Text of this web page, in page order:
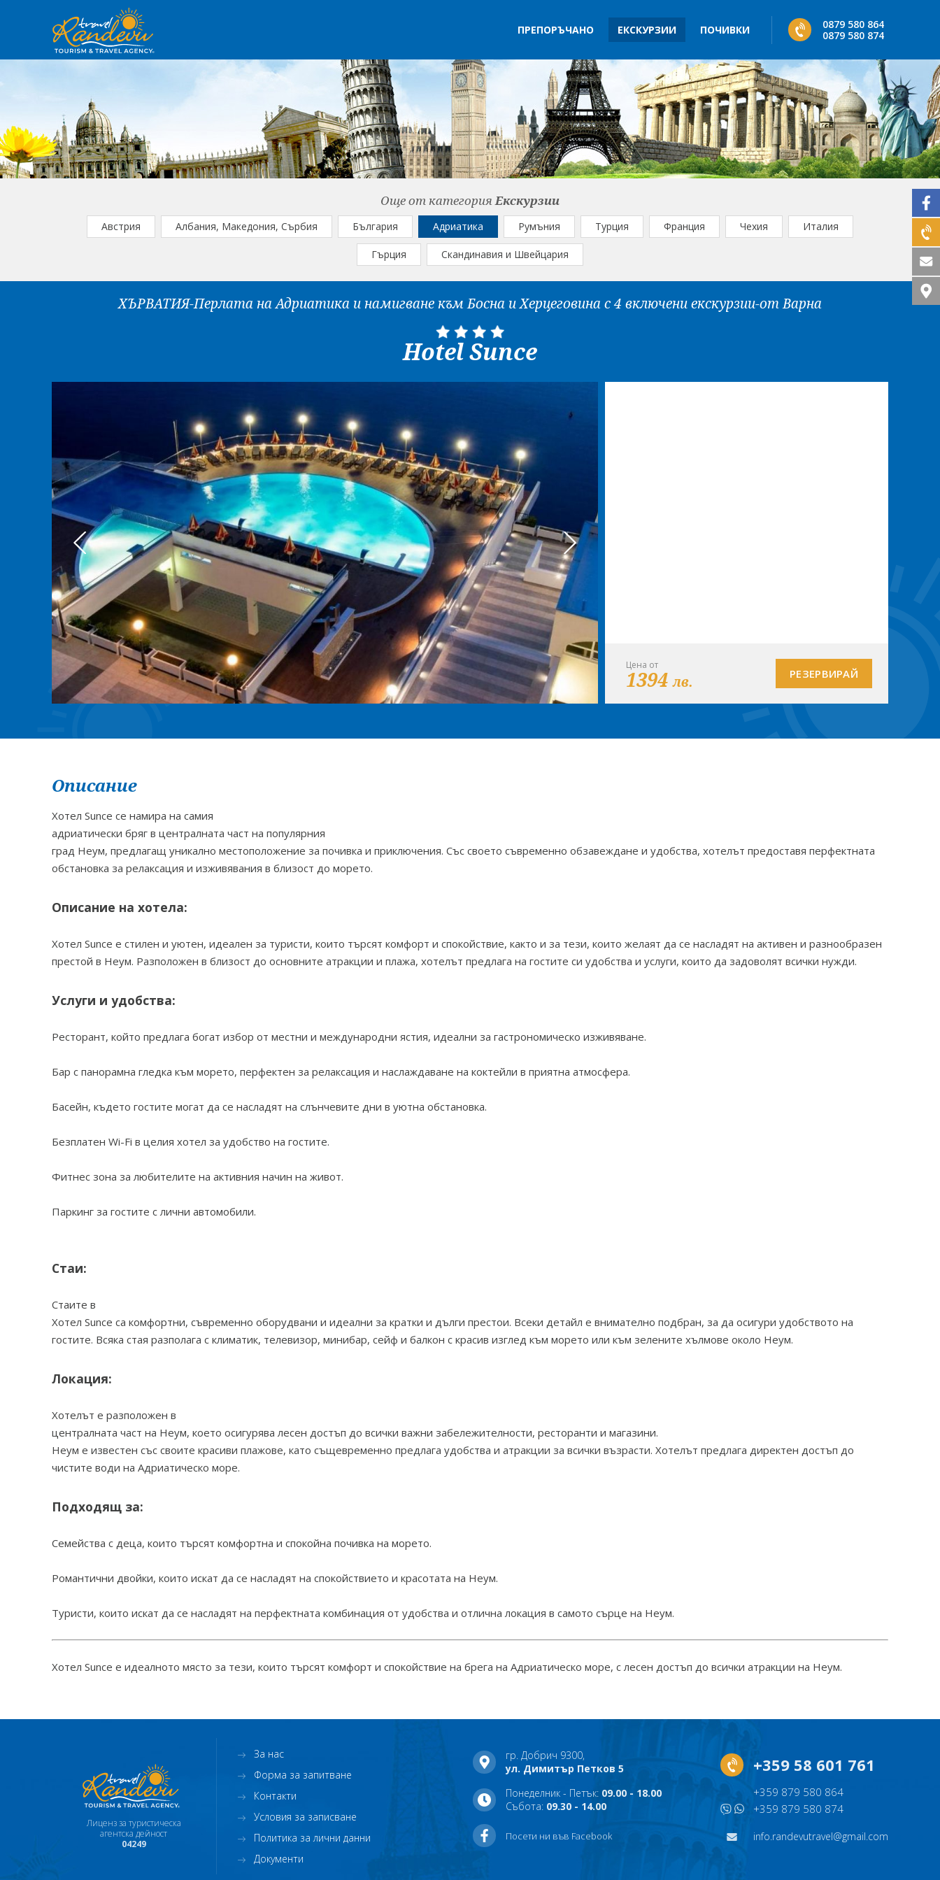
ПРЕПОРЪЧАНО ЕКСКУРЗИИ ПОЧИВКИ
0879 580 864
0879 580 874
Още от категорияЕкскурзии
Австрия Албания, Македония, Сърбия България Адриатика Румъния Турция Франция Чехия Италия
Гърция Скандинавия и Швейцария
ХЪРВАТИЯ-Перлата на Адриатика и намигване към Босна и Херцеговина с 4 включени екскурзии-от Варна
Hotel Sunce
РЕЗЕРВИРАЙ
Цена от
1394лв.
Описание
Хотел Sunce се намира на самия
адриатически бряг в централната част на популярния
град Неум, предлагащ уникално местоположение за почивка и приключения. Със своето съвременно обзавеждане и удобства, хотелът предоставя перфектната
обстановка за релаксация и изживявания в близост до морето.
Описание на хотела:
Хотел Sunce е стилен и уютен, идеален за туристи, които търсят комфорт и спокойствие, както и за тези, които желаят да се насладят на активен и разнообразен
престой в Неум. Разположен в близост до основните атракции и плажа, хотелът предлага на гостите си удобства и услуги, които да задоволят всички нужди.
Услуги и удобства:
Ресторант, който предлага богат избор от местни и международни ястия, идеални за гастрономическо изживяване.
Бар с панорамна гледка към морето, перфектен за релаксация и наслаждаване на коктейли в приятна атмосфера.
Басейн, където гостите могат да се насладят на слънчевите дни в уютна обстановка.
Безплатен Wi-Fi в целия хотел за удобство на гостите.
Фитнес зона за любителите на активния начин на живот.
Паркинг за гостите с лични автомобили.
Стаи:
Стаите в
Хотел Sunce са комфортни, съвременно оборудвани и идеални за кратки и дълги престои. Всеки детайл е внимателно подбран, за да осигури удобството на
гостите. Всяка стая разполага с климатик, телевизор, минибар, сейф и балкон с красив изглед към морето или към зелените хълмове около Неум.
Локация:
Хотелът е разположен в
централната част на Неум, което осигурява лесен достъп до всички важни забележителности, ресторанти и магазини.
Неум е известен със своите красиви плажове, като същевременно предлага удобства и атракции за всички възрасти. Хотелът предлага директен достъп до
чистите води на Адриатическо море.
Подходящ за:
Семейства с деца, които търсят комфортна и спокойна почивка на морето.
Романтични двойки, които искат да се насладят на спокойствието и красотата на Неум.
Туристи, които искат да се насладят на перфектната комбинация от удобства и отлична локация в самото сърце на Неум.
Хотел Sunce е идеалното място за тези, които търсят комфорт и спокойствие на брега на Адриатическо море, с лесен достъп до всички атракции на Неум.
Лиценз за туристическа
агентска дейност
04249
За нас
Форма за запитване
Контакти
Условия за записване
Политика за лични данни
Документи
гр. Добрич 9300,
ул. Димитър Петков 5
Понеделник - Петък: 09.00 - 18.00
Събота: 09.30 - 14.00
Посети ни във Facebook
+359 58 601 761
+359 879 580 864
+359 879 580 874
info.randevutravel@gmail.com